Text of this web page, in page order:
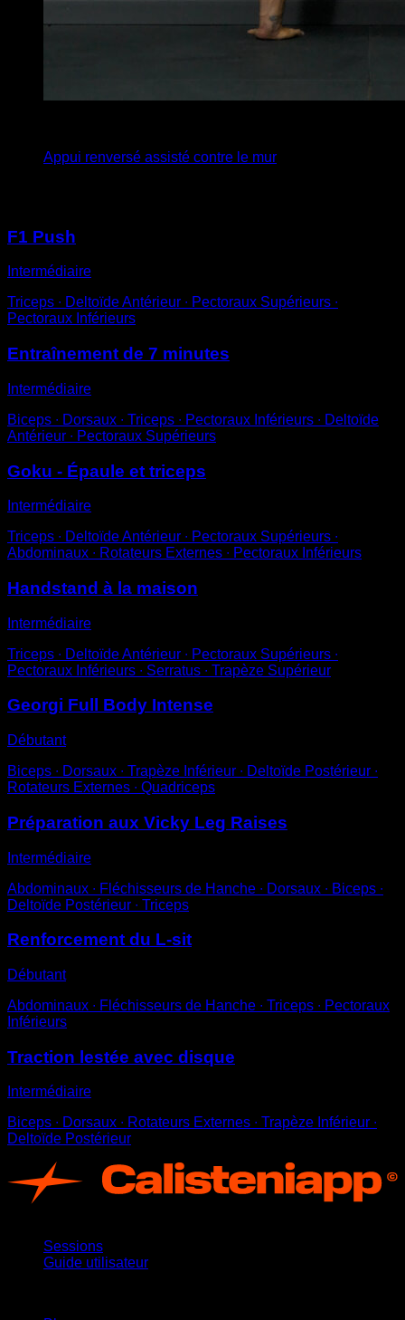
Appui renversé assisté contre le mur
F1 Push
Intermédiaire
Triceps ∙ Deltoïde Antérieur ∙ Pectoraux Supérieurs ∙
Pectoraux Inférieurs
Entraînement de 7 minutes
Intermédiaire
Biceps ∙ Dorsaux ∙ Triceps ∙ Pectoraux Inférieurs ∙ Deltoïde
Antérieur ∙ Pectoraux Supérieurs
Goku - Épaule et triceps
Intermédiaire
Triceps ∙ Deltoïde Antérieur ∙ Pectoraux Supérieurs ∙
Abdominaux ∙ Rotateurs Externes ∙ Pectoraux Inférieurs
Handstand à la maison
Intermédiaire
Triceps ∙ Deltoïde Antérieur ∙ Pectoraux Supérieurs ∙
Pectoraux Inférieurs ∙ Serratus ∙ Trapèze Supérieur
Georgi Full Body Intense
Débutant
Biceps ∙ Dorsaux ∙ Trapèze Inférieur ∙ Deltoïde Postérieur ∙
Rotateurs Externes ∙ Quadriceps
Préparation aux Vicky Leg Raises
Intermédiaire
Abdominaux ∙ Fléchisseurs de Hanche ∙ Dorsaux ∙ Biceps ∙
Deltoïde Postérieur ∙ Triceps
Renforcement du L-sit
Débutant
Abdominaux ∙ Fléchisseurs de Hanche ∙ Triceps ∙ Pectoraux
Inférieurs
Traction lestée avec disque
Intermédiaire
Biceps ∙ Dorsaux ∙ Rotateurs Externes ∙ Trapèze Inférieur ∙
Deltoïde Postérieur
Sessions
Guide utilisateur